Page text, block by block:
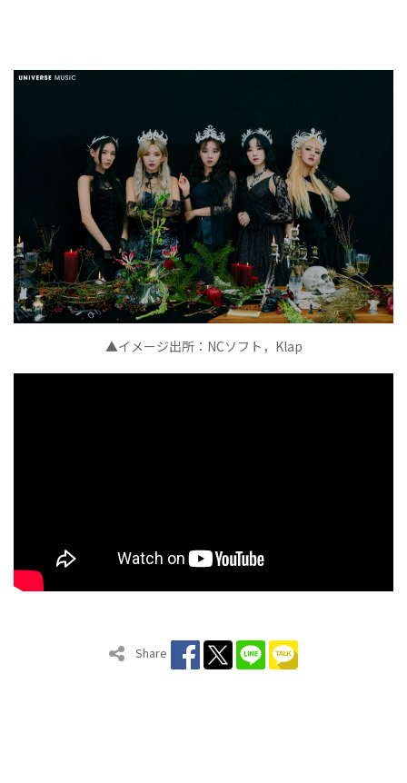
▲イメージ出所：NCソフト，Klap
Share